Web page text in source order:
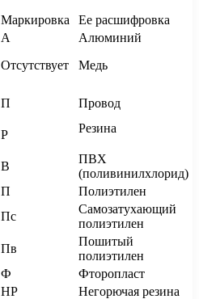
Маркировка Ее расшифровка
А
Отсутствует
Алюминий
Медь
П Провод
Р Резина
В
ПВХ
(поливинилхлорид)
П
Полиэтилен
Пс
Самозатухающий
полиэтилен
Пв
Пошитый
полиэтилен
Ф
Фторопласт
НР
Негорючая резина